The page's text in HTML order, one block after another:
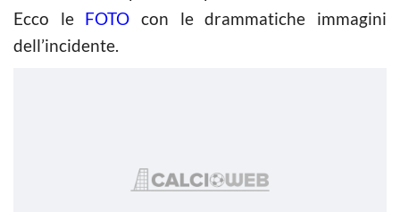
Ecco le FOTO con le drammatiche immagini
dell’incidente.